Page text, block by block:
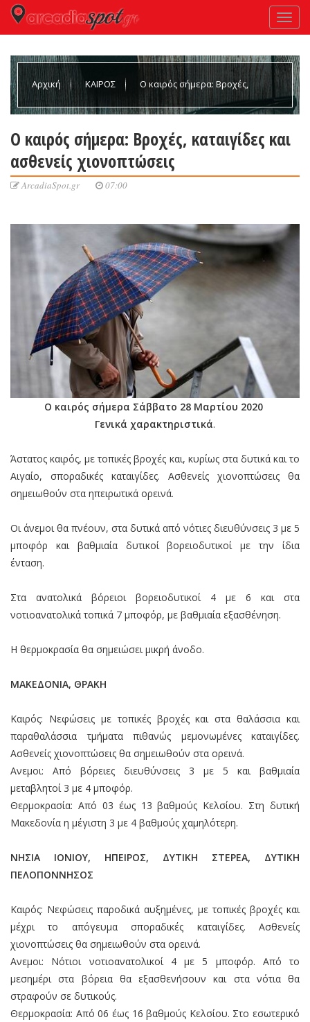
Αρχική ΚΑΙΡΟΣ Ο καιρός σήμερα: Βροχές,
Ο καιρός σήμερα: Βροχές, καταιγίδες και
ασθενείς χιονοπτώσεις
ArcadiaSpot.gr 07:00
Ο καιρός σήμερα Σάββατο 28 Μαρτίου 2020
Γενικά χαρακτηριστικά.
Άστατος καιρός, με τοπικές βροχές και, κυρίως στα δυτικά και το
Αιγαίο, σποραδικές καταιγίδες. Ασθενείς χιονοπτώσεις θα
σημειωθούν στα ηπειρωτικά ορεινά.
Οι άνεμοι θα πνέουν, στα δυτικά από νότιες διευθύνσεις 3 με 5
μποφόρ και βαθμιαία δυτικοί βορειοδυτικοί με την ίδια
ένταση.
Στα ανατολικά βόρειοι βορειοδυτικοί 4 με 6 και στα
νοτιοανατολικά τοπικά 7 μποφόρ, με βαθμιαία εξασθένηση.
Η θερμοκρασία θα σημειώσει μικρή άνοδο.
ΜΑΚΕΔΟΝΙΑ, ΘΡΑΚΗ
Καιρός: Νεφώσεις με τοπικές βροχές και στα θαλάσσια και
παραθαλάσσια τμήματα πιθανώς μεμονωμένες καταιγίδες.
Ασθενείς χιονοπτώσεις θα σημειωθούν στα ορεινά.
Ανεμοι: Από βόρειες διευθύνσεις 3 με 5 και βαθμιαία
μεταβλητοί 3 με 4 μποφόρ.
Θερμοκρασία: Από 03 έως 13 βαθμούς Κελσίου. Στη δυτική
Μακεδονία η μέγιστη 3 με 4 βαθμούς χαμηλότερη.
ΝΗΣΙΑ ΙΟΝΙΟΥ, ΗΠΕΙΡΟΣ, ΔΥΤΙΚΗ ΣΤΕΡΕΑ, ΔΥΤΙΚΗ
ΠΕΛΟΠΟΝΝΗΣΟΣ
Καιρός: Νεφώσεις παροδικά αυξημένες, με τοπικές βροχές και
μέχρι το απόγευμα σποραδικές καταιγίδες. Ασθενείς
χιονοπτώσεις θα σημειωθούν στα ορεινά.
Ανεμοι: Νότιοι νοτιοανατολικοί 4 με 5 μποφόρ. Από το
μεσημέρι στα βόρεια θα εξασθενήσουν και στα νότια θα
στραφούν σε δυτικούς.
Θερμοκρασία: Από 06 έως 16 βαθμούς Κελσίου. Στο εσωτερικό